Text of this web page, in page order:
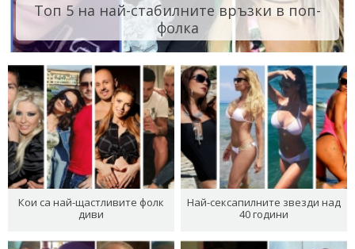
Топ 5 на най-стабилните връзки в поп-
фолка
Кои са най-щастливите фолк
диви
Най-сексапилните звезди над
40 години